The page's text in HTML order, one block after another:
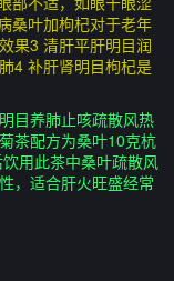
桑叶加枸杞对于老年
果3 清肝平肝明目润
4 补肝肾明目枸杞是
目养肺止咳疏散风热
茶配方为桑叶10克杭
用此茶中桑叶疏散风
，适合肝火旺盛经常